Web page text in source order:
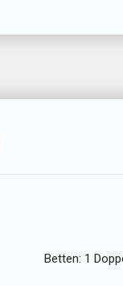
Betten: 1